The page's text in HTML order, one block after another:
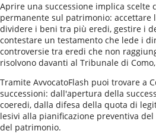
Aprire una successione implica scelte
permanente sul patrimonio: accettare
dividere i beni tra più eredi, gestire i
contestare un testamento che lede i
controversie tra eredi che non
risolvono davanti al Tribunale di
Tramite AvvocatoFlash puoi trovare a
successioni: dall'apertura della
coeredi, dalla difesa della quota di
lesivi alla pianificazione preventiva
del patrimonio.